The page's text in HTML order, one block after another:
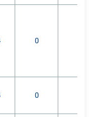
и информатизации
проведения
лайн мероприятий
0
0